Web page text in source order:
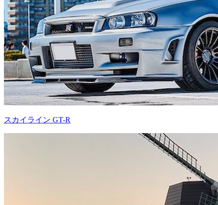
スカイライン GT-R